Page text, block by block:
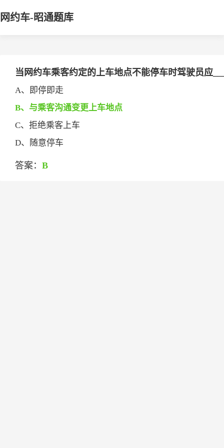
网约车-昭通题库
当网约车乘客约定的上车地点不能停车时驾驶员应
A、即停即走
B、与乘客沟通变更上车地点
C、拒绝乘客上车
D、随意停车
答案： B